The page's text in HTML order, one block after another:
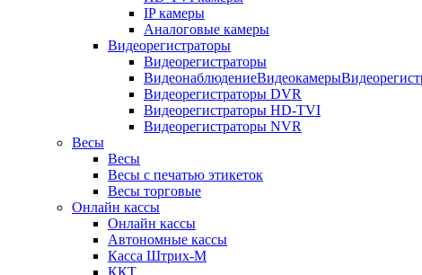
IP камеры
Аналоговые камеры
Видеорегистраторы
Видеорегистраторы
Видеорегистраторы DVR
Видеорегистраторы HD-TVI
Видеорегистраторы NVR
Весы
Весы
Весы с печатью этикеток
Весы торговые
Онлайн кассы
Онлайн кассы
Автономные кассы
Касса Штрих-М
ККТ